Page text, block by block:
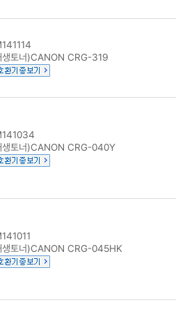
생토너)CANON CRG-319
생토너)CANON CRG-040Y
생토너)CANON CRG-045HK